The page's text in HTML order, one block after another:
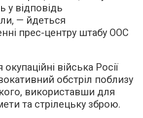
у відповідь
— йдеться
прес-центру штабу ООС
війська Росії
обстріл поблизу
використавши для
та стрілецьку зброю.